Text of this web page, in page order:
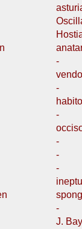
-
-
habito
-
-
-
-
-
J.